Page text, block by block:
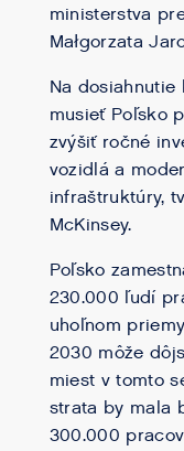
ministerstva
Małgorzata
Na
musieť Poľsko
zvýšiť ročné
vozidlá a
infraštruktúry,
McKinsey.
Poľsko
230.000 ľudí
uhoľnom
2030 môže
miest v tomto
strata by mala
300.000